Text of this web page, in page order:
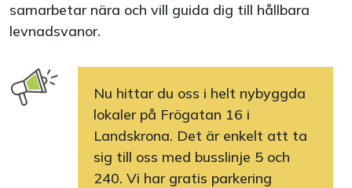
samarbetar nära och vill guida dig till hållbara
levnadsvanor.
Nu hittar du oss i helt nybyggda
lokaler på Frögatan 16 i
Landskrona. Det är enkelt att ta
sig till oss med busslinje 5 och
240. Vi har gratis parkering